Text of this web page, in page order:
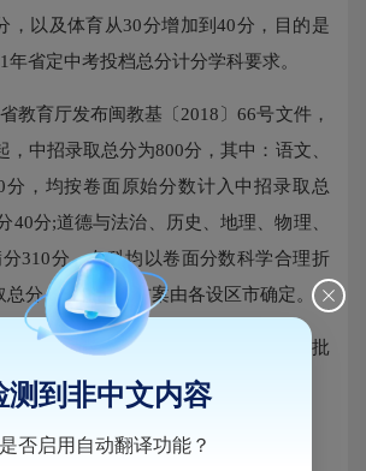
，以及体育从30分增加到40分，目的是
年省定中考投档总分计分学科要求。
育厅发布闽教基〔2018〕66号文件，
，中招录取总分为800分，其中：语文、
分，均按卷面原始分数计入中招录取总
40分;道德与法治、历史、地理、物理、
310分，各科均以卷面分数科学合理折
总分，具体折算方案由各设区市确定。
州市中招录取办法将以省教育厅的批
布。
向生降分分值增加
测到非中文内容
是否启用自动翻译功能？